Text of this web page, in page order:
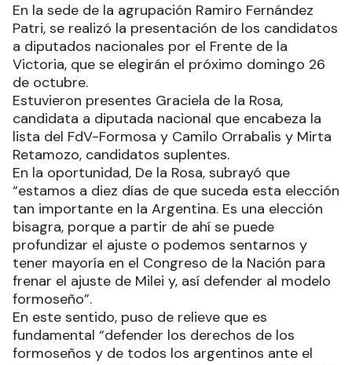
En la sede de la agrupación Ramiro Fernández
Patri, se realizó la presentación de los candidatos
a diputados nacionales por el Frente de la
Victoria, que se elegirán el próximo domingo 26
de octubre.
Estuvieron presentes Graciela de la Rosa,
candidata a diputada nacional que encabeza la
lista del FdV-Formosa y Camilo Orrabalis y Mirta
Retamozo, candidatos suplentes.
En la oportunidad, De la Rosa, subrayó que
“estamos a diez días de que suceda esta elección
tan importante en la Argentina. Es una elección
bisagra, porque a partir de ahí se puede
profundizar el ajuste o podemos sentarnos y
tener mayoría en el Congreso de la Nación para
frenar el ajuste de Milei y, así defender al modelo
formoseño”.
En este sentido, puso de relieve que es
fundamental “defender los derechos de los
formoseños y de todos los argentinos ante el